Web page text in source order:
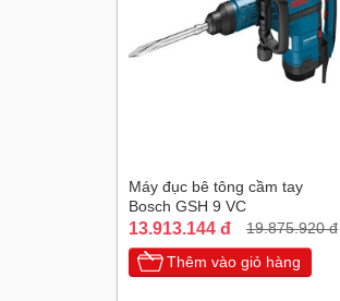
Máy đục bê tông cầm tay
Bosch GSH 9 VC
13.913.144 đ 19.875.920 đ
Thêm vào giỏ hàng